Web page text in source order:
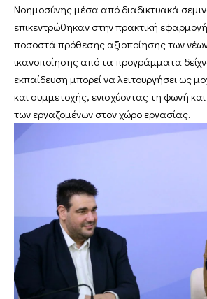
Νοημοσύνης μέσα από διαδικτυακά
επικεντρώθηκαν στην πρακτική
ποσοστά πρόθεσης αξιοποίησης των νέων
ικανοποίησης από τα προγράμματα
εκπαίδευση μπορεί να λειτουργήσει ως
και συμμετοχής, ενισχύοντας τη φωνή
των εργαζομένων στον χώρο εργασίας.